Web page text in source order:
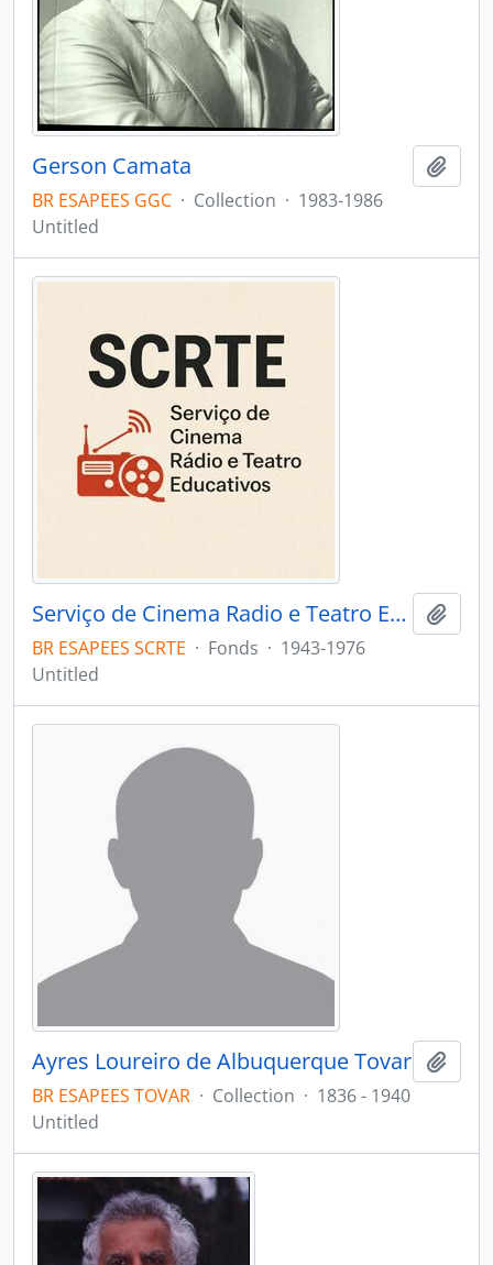
Gerson Camata
BR ESAPEES GGC · Collection · 1983-1986
Untitled
Serviço de Cinema Radio e Teatro Educativos
BR ESAPEES SCRTE · Fonds · 1943-1976
Untitled
Ayres Loureiro de Albuquerque Tovar
BR ESAPEES TOVAR · Collection · 1836 - 1940
Untitled